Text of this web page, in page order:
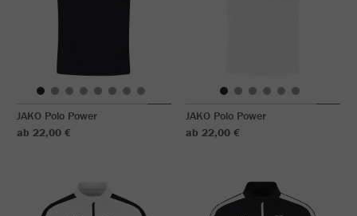
JAKO Polo Power
ab 22,00 €
JAKO Polo Power
ab 22,00 €